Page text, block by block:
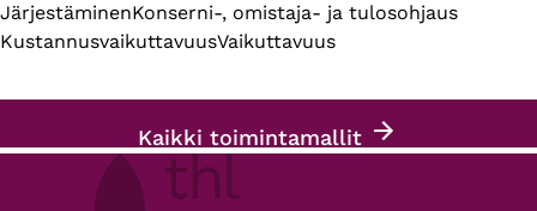
JärjestäminenKonserni-, omistaja- ja tulosohjaus
KustannusvaikuttavuusVaikuttavuus
Kaikki toimintamallit